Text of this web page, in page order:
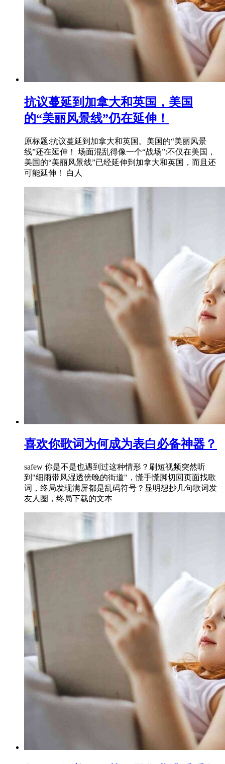
抗议蔓延到加拿大和英国，美国
的“美丽风景线”仍在延伸！
原标题:抗议蔓延到加拿大和英国。美国的“美丽风景
线”还在延伸！ 场面混乱得像一个“战场”:不仅在美国，
美国的“美丽风景线”已经延伸到加拿大和英国，而且还
可能延伸！ 白人
喜欢你歌词为何成为表白必备神器？
safew 你是不是也遇到过这种情形？刷短视频突然听
到"细雨带风湿透傍晚的街道"，慌手慌脚切回页面找歌
词，终局发现满屏都是乱码符号？显明想抄几句歌词发
友人圈，终局下载的文本